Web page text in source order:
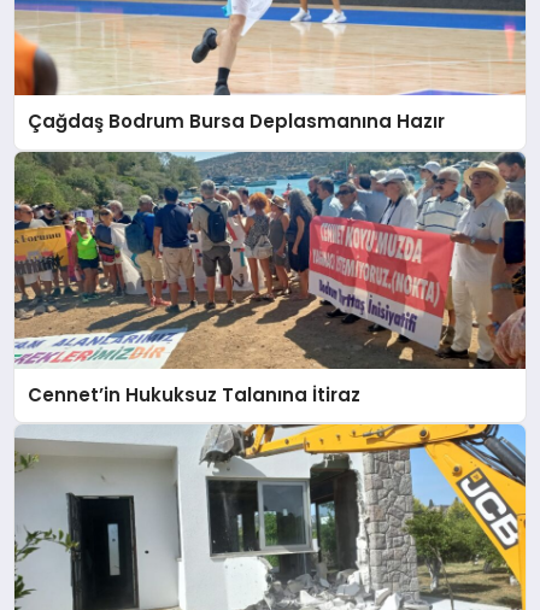
Çağdaş Bodrum Bursa Deplasmanına Hazır
Cennet’in Hukuksuz Talanına İtiraz